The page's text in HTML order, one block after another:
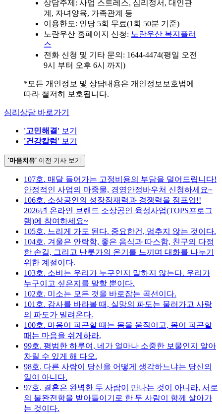
상담주제: 사업 스트레스, 심리정서, 대인관
계, 자녀양육, 가족관계 등
이용한도: 인당 5회 무료(1회 50분 기준)
노란우산 홈페이지 신청: 노란우산 복지플러
스
전화 신청 및 기타 문의: 1644-4474(평일 오전
9시 부터 오후 6시 까지)
*모든 개인정보 및 상담내용은 개인정보보호법에
따라 철저히 보호됩니다.
심리상담 바로가기
'고민해결' 보기
'건강칼럼' 보기
'마음치유' 이전 기사 보기
107호. 매달 들어가는 고정비용의 부담을 덜어드립니다!
안정적인 사업의 마중물, 경영안정바우처 신청하세요~
106호. 소상공인의 성장잠재력과 경쟁력을 점프업!!
2026년 온라인 브랜드 소상공인 육성사업(TOPS프로그
램)에 참여하세요~
105호. 느리게 가도 된다. 중요한건, 멈추지 않는 것이다.
104호. 겨울은 안락함, 좋은 음식과 따스함, 친구의 다정
한 손길, 그리고 난롯가의 온기를 느끼며 대화를 나누기
위한 계절이다.
103호. 소비는 우리가 누구인지 말하지 않는다. 우리가
누구이고 싶은지를 말할 뿐이다.
102호. 미소는 모든 것을 바로잡는 곡선이다.
101호. 감사를 바라볼 때, 실망의 파도는 물러가고 사랑
의 파도가 밀려온다.
100호. 마음이 피곤할 때는 몸을 움직이고, 몸이 피곤할
때는 마음을 쉬게하라.
99호. 평범한 하루여, 네가 얼마나 소중한 보물인지 알아
차릴 수 있게 해 다오.
98호. 다른 사람이 당신을 어떻게 생각하느냐는 당신의
일이 아니다.
97호. 결혼은 완벽한 두 사람이 만나는 것이 아니라, 서로
의 불완전함을 받아들이기로 한 두 사람이 함께 살아가
는 것이다.